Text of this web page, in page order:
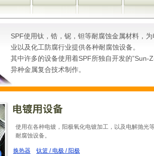
SPF使用钛，锆，铌，钽等耐腐蚀金属材料，
业以及化工防腐行业提供各种耐腐蚀设备。
其中许多的设备使用着SPF所独自开发的”Sun-
异种金属复合技术制作。
使用在各种电镀，阳极氧化电镀加工，以及电解抛光
耐腐蚀设备。
换热器
钛篮 / 电极 / 阳极